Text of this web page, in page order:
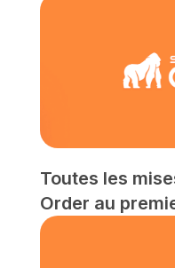
Toutes les
Order au